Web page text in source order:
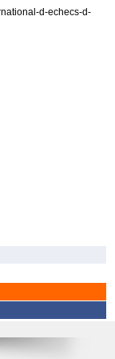
d-echecs-d-